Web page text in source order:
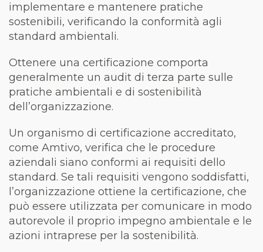
implementare e mantenere pratiche
sostenibili, verificando la conformità agli
standard ambientali.
Ottenere una certificazione comporta
generalmente un audit di terza parte sulle
pratiche ambientali e di sostenibilità
dell’organizzazione.
Un organismo di certificazione accreditato,
come Amtivo, verifica che le procedure
aziendali siano conformi ai requisiti dello
standard. Se tali requisiti vengono soddisfatti,
l’organizzazione ottiene la certificazione, che
può essere utilizzata per comunicare in modo
autorevole il proprio impegno ambientale e le
azioni intraprese per la sostenibilità.